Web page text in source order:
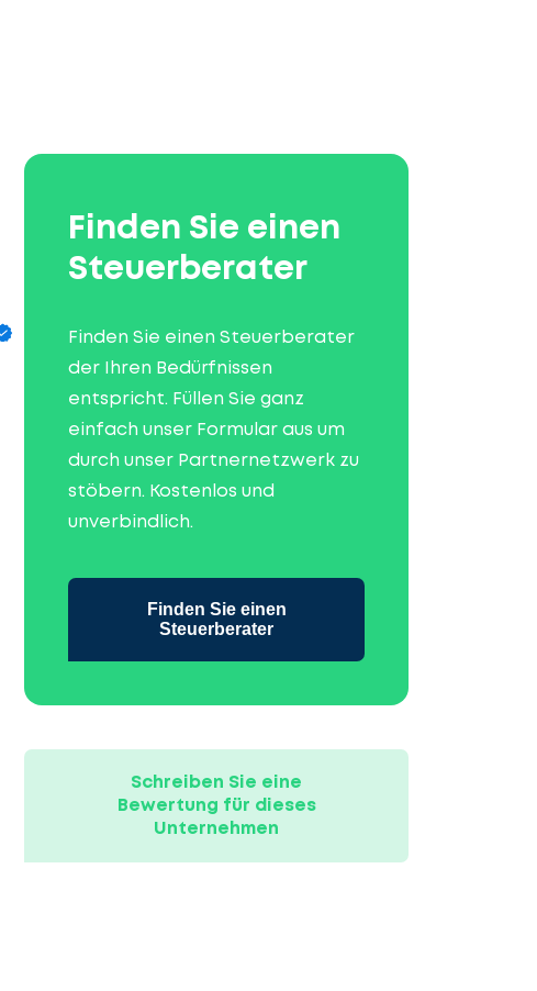
Finden Sie einen
Steuerberater
Finden Sie einen Steuerberater
der Ihren Bedürfnissen
entspricht. Füllen Sie ganz
einfach unser Formular aus um
durch unser Partnernetzwerk zu
stöbern. Kostenlos und
unverbindlich.
Finden Sie einen
Steuerberater
Schreiben Sie eine
Bewertung für dieses
Unternehmen